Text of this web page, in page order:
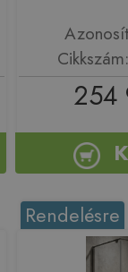
254
Rendelésre